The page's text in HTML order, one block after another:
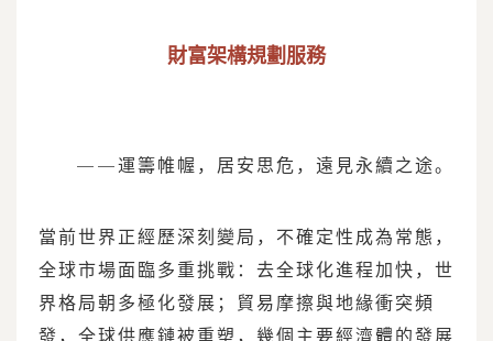
財富架構規劃服務
——運籌帷幄，居安思危，遠見永續之途。
當前世界正經歷深刻變局，不確定性成為常態，
全球市場面臨多重挑戰：去全球化進程加快，世
界格局朝多極化發展；貿易摩擦與地緣衝突頻
發，全球供應鏈被重塑，幾個主要經濟體的發展